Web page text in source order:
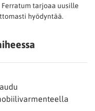
tarjoaa uusille
hyödyntää.